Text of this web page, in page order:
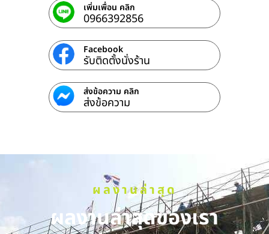
เพิ่มเพื่อน คลิก
0966392856
Facebook
รับติดตั้งนั่งร้าน
ส่งข้อความ คลิก
ส่งข้อความ
ผลงานล่าสุด
ผลงานล่าสุดของเรา